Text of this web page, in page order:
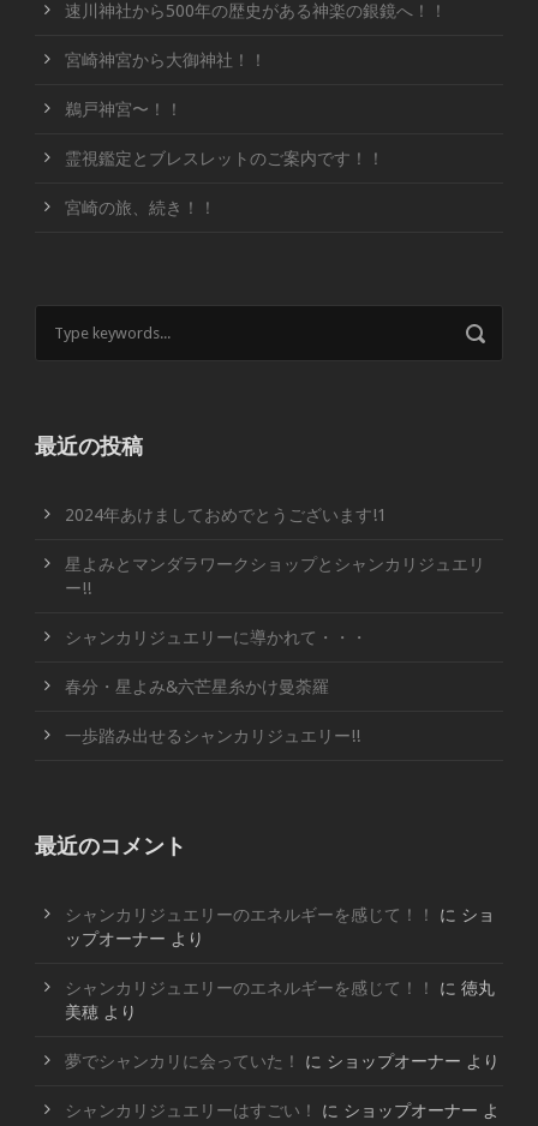
速川神社から500年の歴史がある神楽の銀鏡へ！！
宮崎神宮から大御神社！！
鵜戸神宮〜！！
霊視鑑定とブレスレットのご案内です！！
宮崎の旅、続き！！
最近の投稿
2024年あけましておめでとうございます!1
星よみとマンダラワークショップとシャンカリジュエリ
ー!!
シャンカリジュエリーに導かれて・・・
春分・星よみ&六芒星糸かけ曼荼羅
一歩踏み出せるシャンカリジュエリー!!
最近のコメント
シャンカリジュエリーのエネルギーを感じて！！ に ショ
ップオーナー より
シャンカリジュエリーのエネルギーを感じて！！ に 徳丸
美穂 より
夢でシャンカリに会っていた！ に ショップオーナー より
シャンカリジュエリーはすごい！ に ショップオーナー よ